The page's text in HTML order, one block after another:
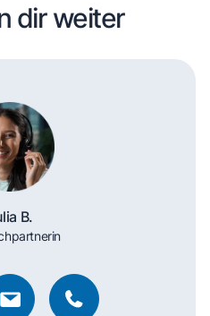
dir weiter
B.